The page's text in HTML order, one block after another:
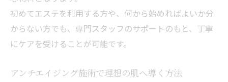
日常ケアと両立できるエステアンチエイジ
ング
悩みを改善する新時代の施術体験とは
施術で実感するアンチエイジングの変化
初めてエステを利用する方や、何から始めればよいか分
からない方でも、専門スタッフのサポートのもと、丁寧
にケアを受けることが可能です。
アンチエイジング施術で理想の肌へ導く方法